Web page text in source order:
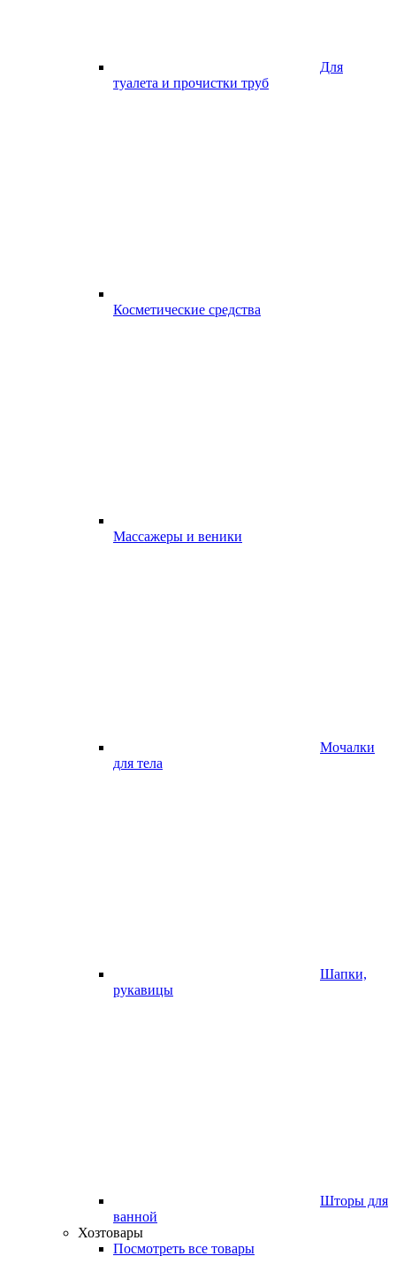
Для
туалета и прочистки труб
Косметические средства
Массажеры и веники
Мочалки
для тела
Шапки,
рукавицы
Шторы для
ванной
Хозтовары
Посмотреть все товары